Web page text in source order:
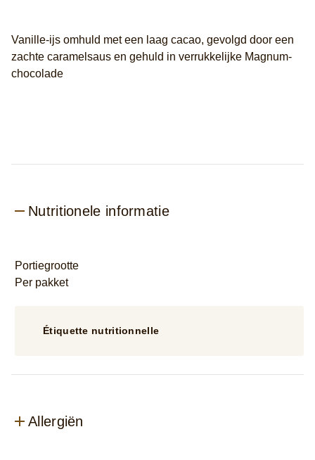
Vanille-ijs omhuld met een laag cacao, gevolgd door een
zachte caramelsaus en gehuld in verrukkelijke Magnum-
chocolade
Nutritionele informatie
Portiegrootte
Per pakket
Étiquette nutritionnelle
Allergiën